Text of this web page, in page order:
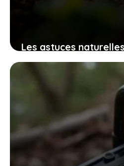
Les astuces
les patates douces
facilement chez soi
robustes